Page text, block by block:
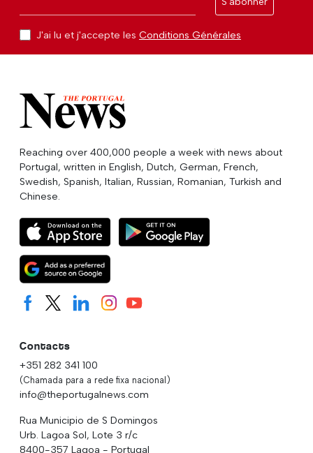
J'ai lu et j'accepte les Conditions Générales
Reaching over 400,000 people a week with news about
Portugal, written in English, Dutch, German, French,
Swedish, Spanish, Italian, Russian, Romanian, Turkish and
Chinese.
Contacts
+351 282 341 100
(Chamada para a rede fixa nacional)
info@theportugalnews.com
Rua Municipio de S Domingos
Urb. Lagoa Sol, Lote 3 r/c
8400-357 Lagoa - Portugal